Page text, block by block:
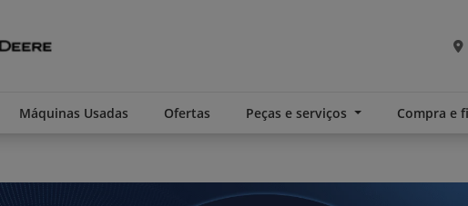
Máquinas Usadas Ofertas Peças e serviços Compra e